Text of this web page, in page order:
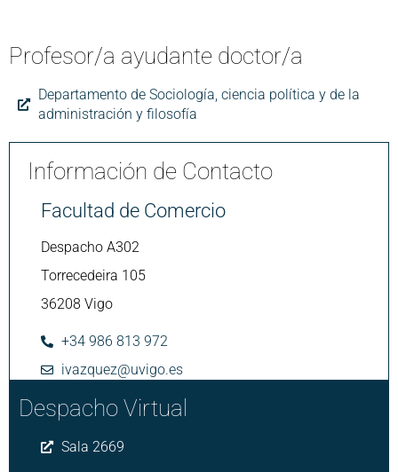
Profesor/a ayudante doctor/a
Departamento de Sociología, ciencia política y de la
administración y filosofía
Información de Contacto
Facultad de Comercio
Despacho A302
Torrecedeira 105
36208 Vigo
+34 986 813 972
ivazquez@uvigo.es
Despacho Virtual
Sala 2669